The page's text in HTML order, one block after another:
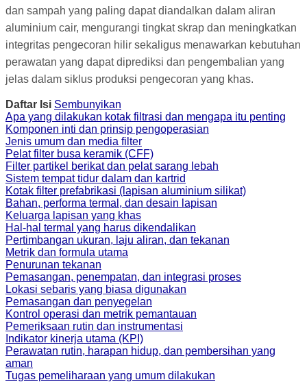
dan sampah yang paling dapat diandalkan dalam aliran
aluminium cair, mengurangi tingkat skrap dan meningkatkan
integritas pengecoran hilir sekaligus menawarkan kebutuhan
perawatan yang dapat diprediksi dan pengembalian yang
jelas dalam siklus produksi pengecoran yang khas.
Daftar Isi Sembunyikan
Apa yang dilakukan kotak filtrasi dan mengapa itu penting
Komponen inti dan prinsip pengoperasian
Jenis umum dan media filter
Pelat filter busa keramik (CFF)
Filter partikel berikat dan pelat sarang lebah
Sistem tempat tidur dalam dan kartrid
Kotak filter prefabrikasi (lapisan aluminium silikat)
Bahan, performa termal, dan desain lapisan
Keluarga lapisan yang khas
Hal-hal termal yang harus dikendalikan
Pertimbangan ukuran, laju aliran, dan tekanan
Metrik dan formula utama
Penurunan tekanan
Pemasangan, penempatan, dan integrasi proses
Lokasi sebaris yang biasa digunakan
Pemasangan dan penyegelan
Kontrol operasi dan metrik pemantauan
Pemeriksaan rutin dan instrumentasi
Indikator kinerja utama (KPI)
Perawatan rutin, harapan hidup, dan pembersihan yang
aman
Tugas pemeliharaan yang umum dilakukan